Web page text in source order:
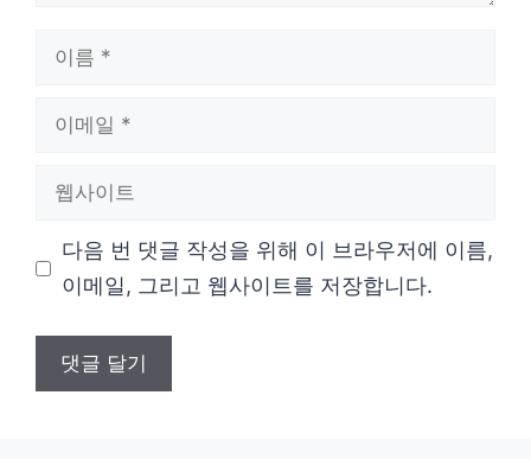
다음 번 댓글 작성을 위해 이 브라우저에 이름,
이메일, 그리고 웹사이트를 저장합니다.